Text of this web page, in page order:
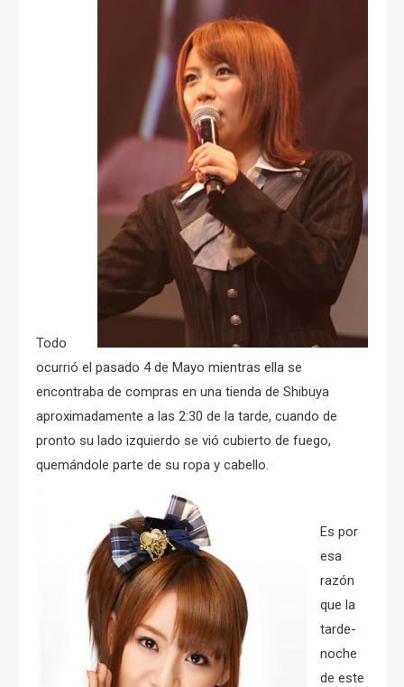
Todo
ocurrió el pasado 4 de Mayo mientras ella se
encontraba de compras en una tienda de Shibuya
aproximadamente a las 2:30 de la tarde, cuando de
pronto su lado izquierdo se vió cubierto de fuego,
quemándole parte de su ropa y cabello.
Es por
esa
razón
que la
tarde-
noche
de este